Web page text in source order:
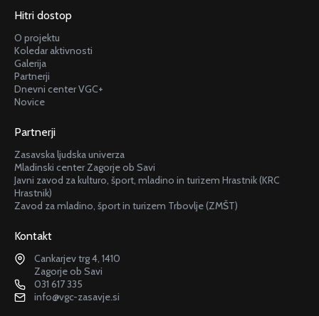
Hitri dostop
O projektu
Koledar aktivnosti
Galerija
Partnerji
Dnevni center VGC+
Novice
Partnerji
Zasavska ljudska univerza
Mladinski center Zagorje ob Savi
Javni zavod za kulturo, šport, mladino in turizem Hrastnik (KRC
Hrastnik)
Zavod za mladino, šport in turizem Trbovlje (ZMŠT)
Kontakt
Cankarjev trg 4, 1410
Zagorje ob Savi
031 617 335
info@vgc-zasavje.si